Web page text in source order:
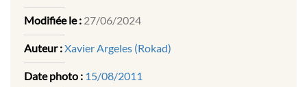
Modifiée le : 27/06/2024
Auteur :Xavier Argeles (Rokad)
Date photo : 15/08/2011